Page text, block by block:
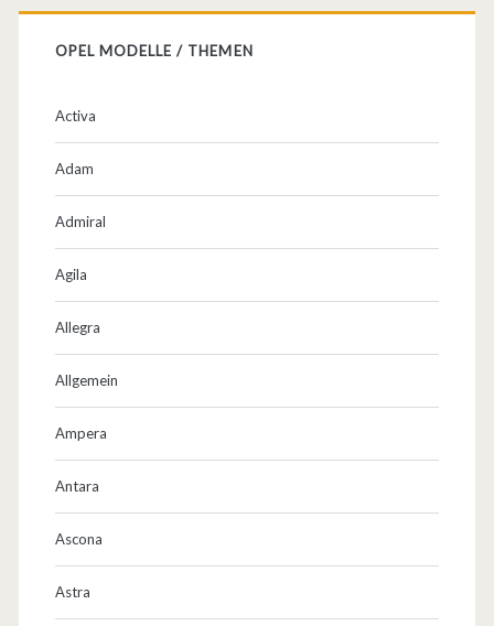
OPEL MODELLE / THEMEN
Activa
Adam
Admiral
Agila
Allegra
Allgemein
Ampera
Antara
Ascona
Astra